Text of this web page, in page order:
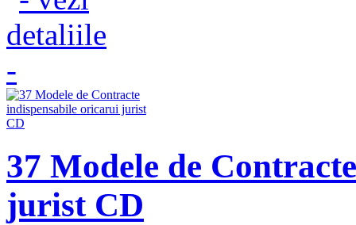
37 Modele de
jurist CD